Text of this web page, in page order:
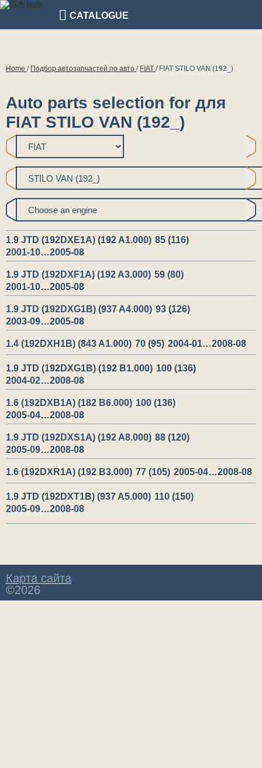
CATALOGUE
Home / Подбор автозапчастей по авто / FIAT / FIAT STILO VAN (192_)
Auto parts selection for для
FIAT STILO VAN (192_)
1.9 JTD (192DXE1A) (192 A1.000) 85 (116)
2001-10…2005-08
1.9 JTD (192DXF1A) (192 A3.000) 59 (80)
2001-10…2005-08
1.9 JTD (192DXG1B) (937 A4.000) 93 (126)
2003-09…2005-08
1.4 (192DXH1B) (843 A1.000) 70 (95) 2004-01…2008-08
1.9 JTD (192DXG1B) (192 B1.000) 100 (136)
2004-02…2008-08
1.6 (192DXB1A) (182 B6.000) 100 (136)
2005-04…2008-08
1.9 JTD (192DXS1A) (192 A8.000) 88 (120)
2005-09…2008-08
1.6 (192DXR1A) (192 B3.000) 77 (105) 2005-04…2008-08
1.9 JTD (192DXT1B) (937 A5.000) 110 (150)
2005-09…2008-08
Карта сайта
©2026